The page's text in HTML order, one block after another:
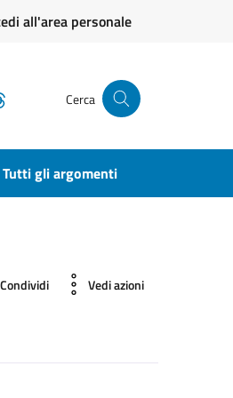
all'area personale
Cerca
Tutti gli argomenti
Condividi Vedi azioni